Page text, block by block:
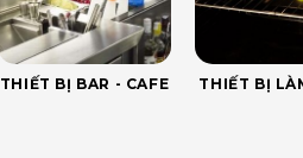
THIẾT BỊ BAR - CAFE THIẾT BỊ